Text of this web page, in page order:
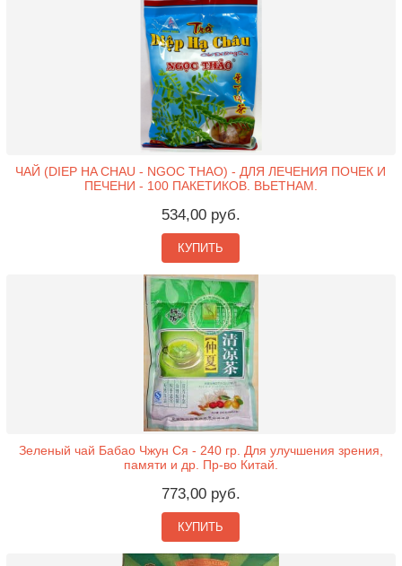
ЧАЙ (DIEP HA CHAU - NGOC THAO) - ДЛЯ ЛЕЧЕНИЯ ПОЧЕК И
ПЕЧЕНИ - 100 ПАКЕТИКОВ. ВЬЕТНАМ.
534,00 руб.
КУПИТЬ
Зеленый чай Бабао Чжун Ся - 240 гр. Для улучшения зрения,
памяти и др. Пр-во Китай.
773,00 руб.
КУПИТЬ